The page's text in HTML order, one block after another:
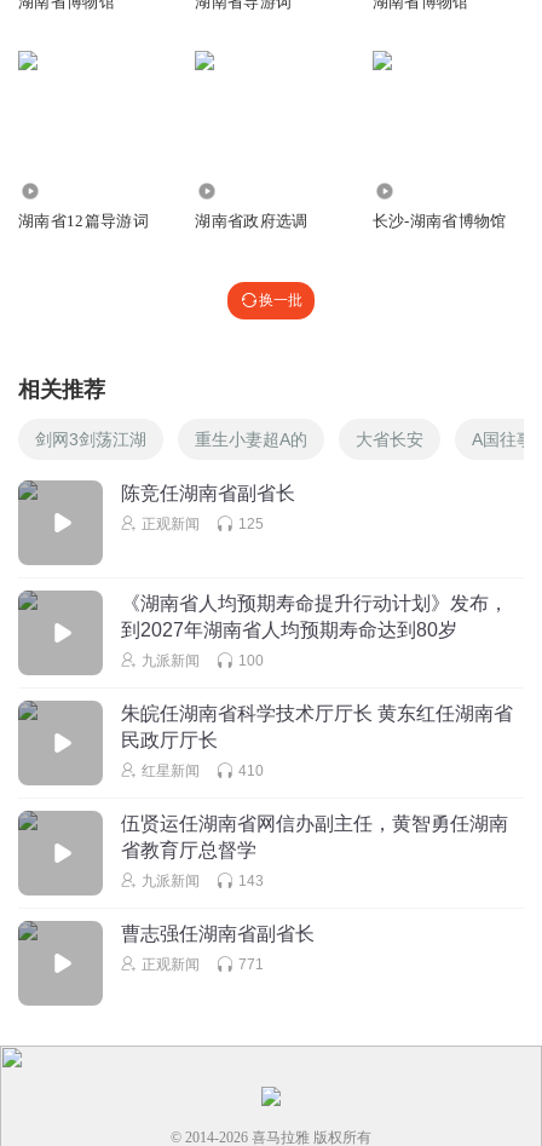
湖南省12篇导游词 湖南省政府选调 长沙-湖南省博物馆
换一批
相关推荐
剑网3剑荡江湖 重生小妻超A的 大省长安 A国往事
陈竞任湖南省副省长
正观新闻 125
《湖南省人均预期寿命提升行动计划》发布，
到2027年湖南省人均预期寿命达到80岁
九派新闻 100
朱皖任湖南省科学技术厅厅长 黄东红任湖南省
民政厅厅长
红星新闻 410
伍贤运任湖南省网信办副主任，黄智勇任湖南
省教育厅总督学
九派新闻 143
曹志强任湖南省副省长
正观新闻 771
© 2014-2026 喜马拉雅 版权所有